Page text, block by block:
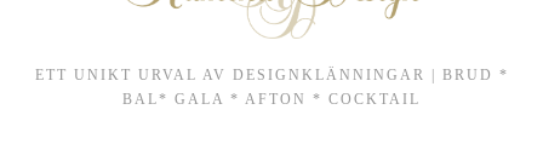
ETT UNIKT URVAL AV DESIGNKLÄNNINGAR | BRUD *
BAL* GALA * AFTON * COCKTAIL